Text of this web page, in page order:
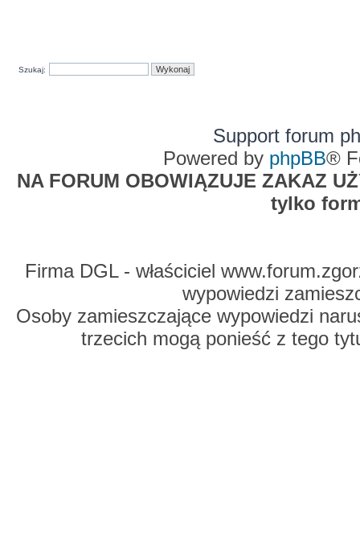
Szukaj:
Support forum
Powered by phpBB®
NA FORUM OBOWIĄZUJE ZAKAZ
tylko
Firma DGL - właściciel
wypowiedzi
Osoby zamieszczające wypowiedzi
trzecich mogą ponieść z tego